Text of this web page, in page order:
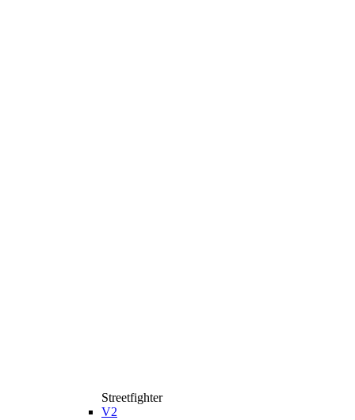
Streetfighter
V2